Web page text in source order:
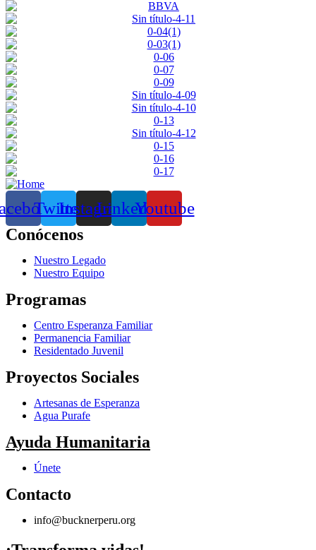
TwitterInstagramLinkedinYoutube
Conócenos
Nuestro Legado
Nuestro Equipo
Programas
Centro Esperanza Familiar
Permanencia Familiar
Residentado Juvenil
Proyectos Sociales
Artesanas de Esperanza
Agua Purafe
Ayuda Humanitaria
Únete
Contacto
info@bucknerperu.org